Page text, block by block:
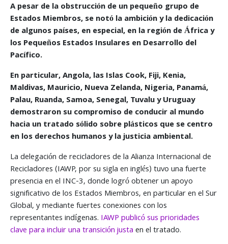
A pesar de la obstrucción de un pequeño grupo de
Estados Miembros, se notó la ambición y la dedicación
de algunos países, en especial, en la región de África y
los Pequeños Estados Insulares en Desarrollo del
Pacífico.
En particular, Angola, las Islas Cook, Fiji, Kenia,
Maldivas, Mauricio, Nueva Zelanda, Nigeria, Panamá,
Palau, Ruanda, Samoa, Senegal, Tuvalu y Uruguay
demostraron su compromiso de conducir al mundo
hacia un tratado sólido sobre plásticos que se centro
en los derechos humanos y la justicia ambiental.
La delegación de recicladores de la Alianza Internacional de
Recicladores (IAWP, por su sigla en inglés) tuvo una fuerte
presencia en el INC-3, donde logró obtener un apoyo
significativo de los Estados Miembros, en particular en el Sur
Global, y mediante fuertes conexiones con los
representantes indígenas. IAWP publicó susprioridades
clave para incluir una transición justaen el tratado.